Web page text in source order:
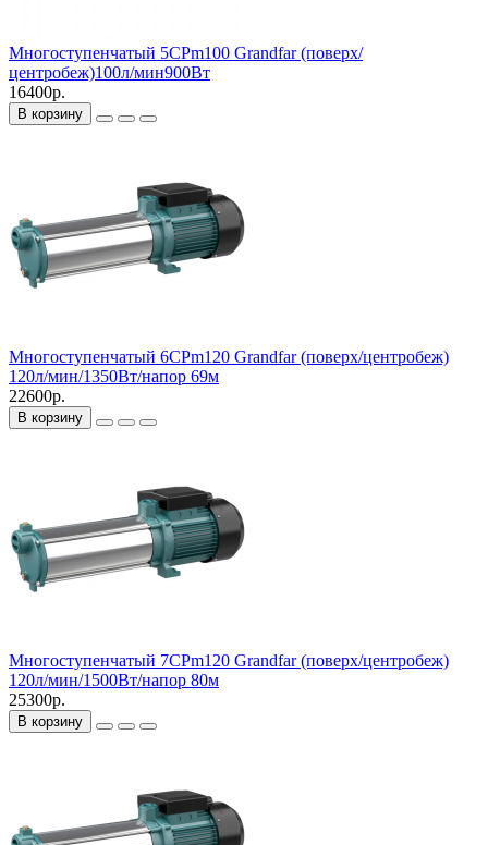
Многоступенчатый 5CPm100 Grandfar (поверх/
центробеж)100л/мин900Вт
16400р.
В корзину
Многоступенчатый 6СPm120 Grandfar (поверх/центробеж)
120л/мин/1350Вт/напор 69м
22600р.
В корзину
Многоступенчатый 7CPm120 Grandfar (поверх/центробеж)
120л/мин/1500Вт/напор 80м
25300р.
В корзину